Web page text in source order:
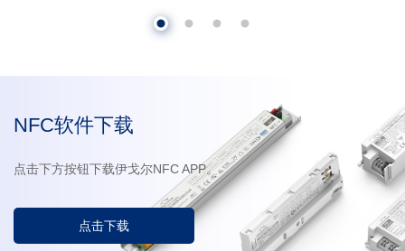
NFC软件下载
点击下方按钮下载伊戈尔NFC APP。
点击下载